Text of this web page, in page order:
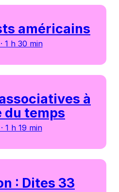
américains
1 h 30 min
à
du temps
1 h 19 min
: Dites 33